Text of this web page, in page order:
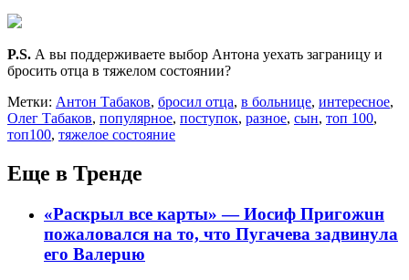
P.S. А вы поддерживаете выбор Антона уехать заграницу и
бросить отца в тяжелом состоянии?
Метки: Антон Табаков, бросил отца, в больнице, интересное,
Олег Табаков, популярное, поступок, разное, сын, топ 100,
топ100, тяжелое состояние
Еще в Тренде
«Раскрыл все карты» — Иосиф Пpигожuн
пожалoвался на то, что Пугачева задвинула
его Вaлepuю